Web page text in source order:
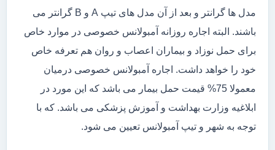
مدل ها گرانتر و بعد از آن مدل های تیپ A و B گرانتر می
باشند. البته اجاره روزانه آمبولانس خصوصی در موارد خاص
برای حمل نوزاد و بیماران اعصاب و روان هم تعرفه خاص
خود را خواهد داشت. اجاره آمبولانس خصوصی درمیان
معمولا 75% قیمت حمل بیمار می باشد که این مورد در
ابلاغیه وزارت بهداشت و آموزش پزشکی می باشد. که با
توجه به شهر و تیپ آمبولانس تعیین می شود.